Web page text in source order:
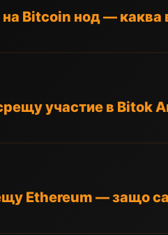
Bitcoin нод — каква
участие в Bitok
Ethereum — защо